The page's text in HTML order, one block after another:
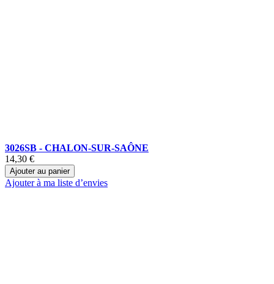
3026SB - CHALON-SUR-SAÔNE
14,30 €
Ajouter au panier
Ajouter à ma liste d’envies